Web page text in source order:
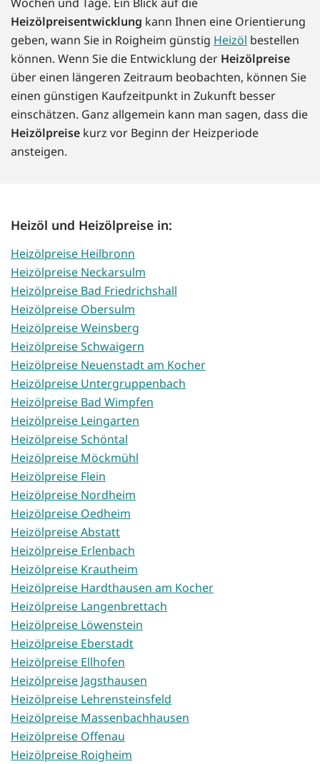
Heizölpreisentwicklung kann Ihnen eine Orientierung
geben, wann Sie in Roigheim günstig Heizöl bestellen
können. Wenn Sie die Entwicklung der Heizölpreise
über einen längeren Zeitraum beobachten, können Sie
einen günstigen Kaufzeitpunkt in Zukunft besser
einschätzen. Ganz allgemein kann man sagen, dass die
Heizölpreise kurz vor Beginn der Heizperiode
ansteigen.
Heizöl und Heizölpreise in:
Heizölpreise Heilbronn
Heizölpreise Neckarsulm
Heizölpreise Bad Friedrichshall
Heizölpreise Obersulm
Heizölpreise Weinsberg
Heizölpreise Schwaigern
Heizölpreise Neuenstadt am Kocher
Heizölpreise Untergruppenbach
Heizölpreise Bad Wimpfen
Heizölpreise Leingarten
Heizölpreise Schöntal
Heizölpreise Möckmühl
Heizölpreise Flein
Heizölpreise Nordheim
Heizölpreise Oedheim
Heizölpreise Abstatt
Heizölpreise Erlenbach
Heizölpreise Krautheim
Heizölpreise Hardthausen am Kocher
Heizölpreise Langenbrettach
Heizölpreise Löwenstein
Heizölpreise Eberstadt
Heizölpreise Ellhofen
Heizölpreise Jagsthausen
Heizölpreise Lehrensteinsfeld
Heizölpreise Massenbachhausen
Heizölpreise Offenau
Heizölpreise Roigheim